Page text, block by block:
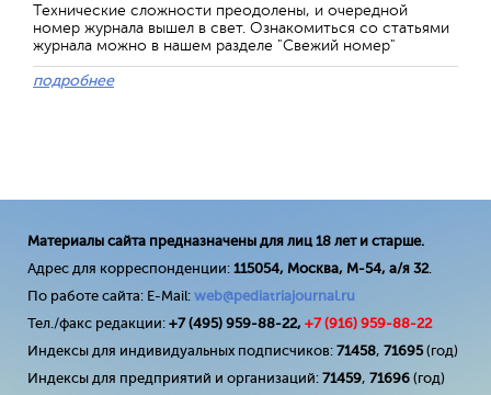
Технические сложности преодолены, и очередной
номер журнала вышел в свет. Ознакомиться со статьями
журнала можно в нашем разделе "Свежий номер"
подробнее
Материалы сайта предназначены для лиц 18 лет и старше.
Адрес для корреспонденции: 115054, Москва, М-54, а/я 32.
По работе сайта: E-Mail: web@pediatriajournal.ru
Тел./факс редакции: +7 (495) 959-88-22, +7 (916) 959-88-22
Индексы для индивидуальных подписчиков: 71458, 71695(год)
Индексы для предприятий и организаций: 71459, 71696 (год)